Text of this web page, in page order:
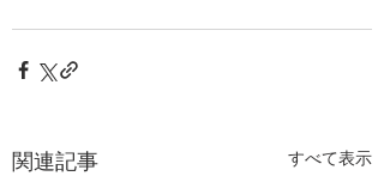
関連記事 すべて表示